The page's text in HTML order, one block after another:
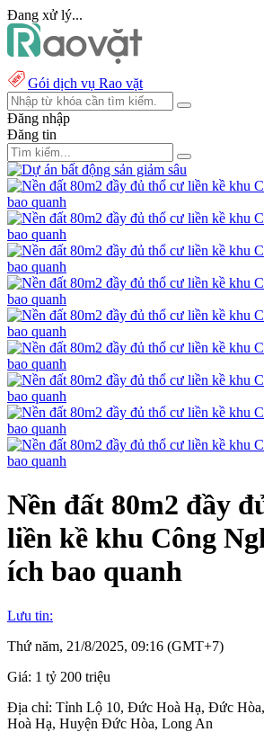
Đang xử lý...
Gói dịch vụ Rao vặt
Đăng nhập
Đăng tin
Nền đất 80m2 đầy
liền kề khu Công
ích bao quanh
Lưu tin:
Thứ năm, 21/8/2025, 09:16 (GMT+7)
Giá: 1 tỷ 200 triệu
Địa chỉ: Tỉnh Lộ 10, Đức Hoà Hạ, Đức
Hoà Hạ, Huyện Đức Hòa, Long An